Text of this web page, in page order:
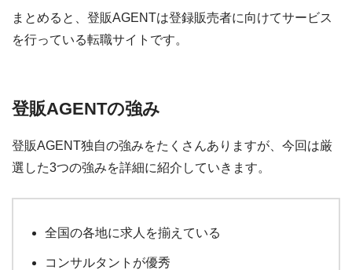
まとめると、登販AGENTは登録販売者に向けてサービス
を行っている転職サイトです。
登販AGENTの強み
登販AGENT独自の強みをたくさんありますが、今回は厳
選した3つの強みを詳細に紹介していきます。
全国の各地に求人を揃えている
コンサルタントが優秀